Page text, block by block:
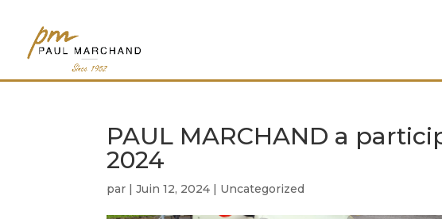
PAUL MARCHAND a
2024
par |Juin 12, 2024 | Uncategorized